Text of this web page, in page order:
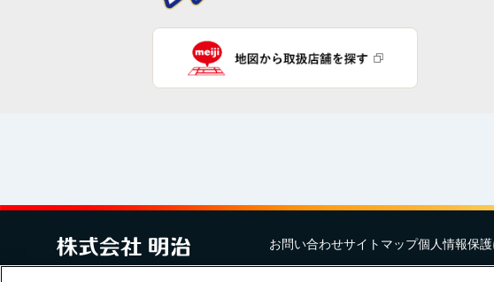
お問い合わせサイトマップ個人情報保